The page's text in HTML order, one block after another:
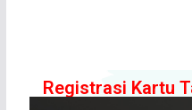
Registrasi Kartu